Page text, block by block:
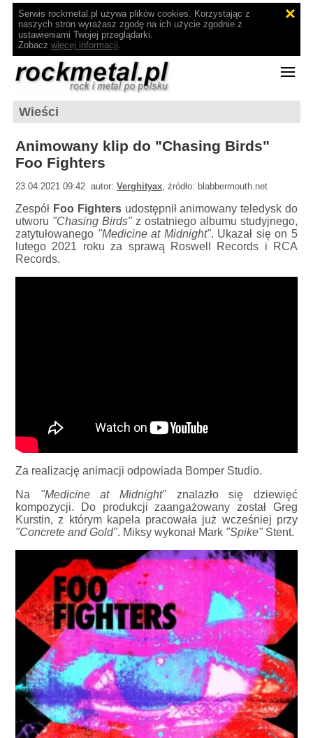
Serwis rockmetal.pl używa plików cookies. Korzystając z
naszych stron wyrażasz zgodę na ich użycie zgodnie z
ustawieniami Twojej przeglądarki.
Zobacz więcej informacji.
Wieści
Animowany klip do "Chasing Birds"
Foo Fighters
23.04.2021 09:42 autor:Verghityax, źródło: blabbermouth.net
Zespół Foo Fightersudostępnił animowany teledysk do
utworu "Chasing Birds"z ostatniego albumu studyjnego,
zatytułowanego "Medicine at Midnight". Ukazał się on 5
lutego 2021 roku za sprawą Roswell Records i RCA
Records.
Za realizację animacji odpowiada Bomper Studio.
Na "Medicine at Midnight"znalazło się dziewięć
kompozycji. Do produkcji zaangażowany został Greg
Kurstin, z którym kapela pracowała już wcześniej przy
"Concrete and Gold". Miksy wykonał Mark "Spike" Stent.